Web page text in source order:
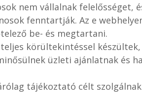
nem vállalnak felelősséget,
fenntartják. Az e
be- és megtartani.
körültekintéssel
üzleti ajánlatnak és
tájékoztató célt